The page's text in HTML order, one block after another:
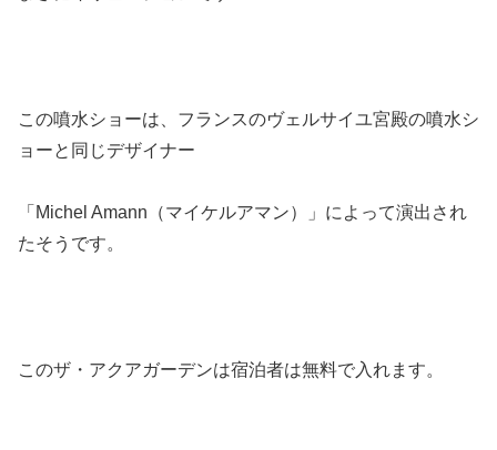
この噴水ショーは、フランスのヴェルサイユ宮殿の噴水シ
ョーと同じデザイナー
「Michel Amann（マイケルアマン）」によって演出され
たそうです。
このザ・アクアガーデンは宿泊者は無料で入れます。